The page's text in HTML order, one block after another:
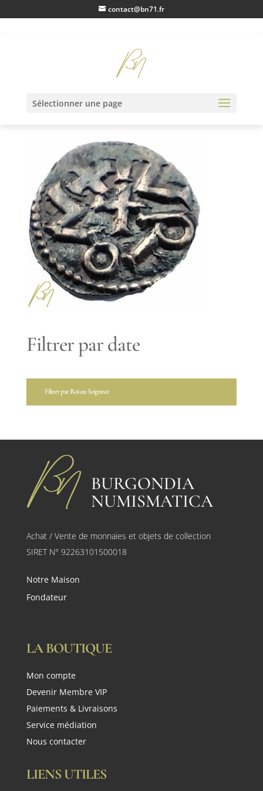
contact@bn71.fr
Sélectionner une page
IMG20230203162545
Filtrer par date
Filtrer par Roi ou Seigneur
BURGONDIA
NUMISMATICA
Achat / Vente de monnaies et objets de collection
SIRET N° 92263101500018
Notre Maison
Fondateur
LA BOUTIQUE
Mon compte
Devenir Membre VIP
Paiements & Livraisons
Service médiation
Nous contacter
LIENS UTILES